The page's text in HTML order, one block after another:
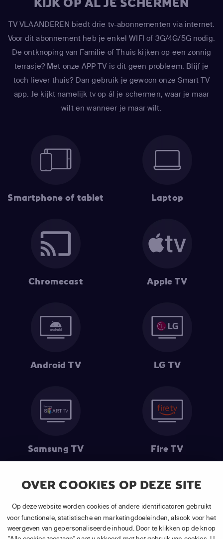
OVER COOKIES OP DEZE SITE
Op deze website worden cookies of andere identificatoren gebruikt
voor functionele, statistische en marketingdoeleinden, alsook voor het
weergeven van gepersonaliseerde inhoud. Door te klikken op de knop
TV VLAANDEREN biedt drie tv-abonnementen via internet.
Voor dit abonnement heb je enkel WIFI of 3G/4G/5G nodig.
De ontknoping van Familie of Thuis kijken op een zonnig
terrasje? Met onze APP TV is dit geen probleem. Blijf je
toch liever thuis? Dan gebruik je gewoon onze Smart TV
app. Je kijkt namelijk tv op ál je schermen, waar je maar
wilt en wanneer je maar wilt.
Smartphone of tablet Laptop
Chromecast Apple TV
Android TV LG TV
Samsung TV Fire TV
(1) De eerste 30 dagen gratis: Geldig op alle nieuwe abonnementen
van APP TV Light, Basic of Plus.
(2) Prijs abonnement : Incl. BTW.
(3) Restart & Replayis beschikbaar voorvolgende zendersafhankelijk